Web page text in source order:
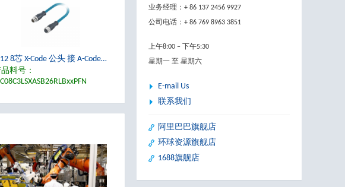
M12 8芯 X-Code 公头 接 A-Code 母头 预铸 Cat 6A SFTP 4x2x26AWG 10Gbps PROFINET PUR以太网电缆
料号：
MC08C5LSXSB26RLBxxPFN
产品料号：MC08C3LSXSB26RLBxxPFN
业务经理：+ 86 137 2456 9927
公司电话：+ 86 769 8963 3851
上午8:00 – 下午5:30
星期一 至 星期六
E-mail Us
联系我们
阿里巴巴旗舰店
环球资源旗舰店
1688旗舰店